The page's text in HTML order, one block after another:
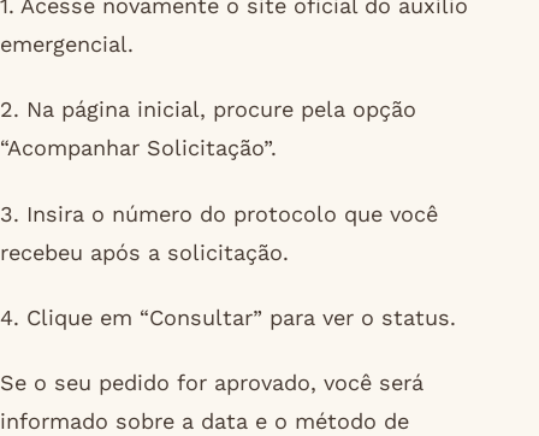
1. Acesse novamente o site oficial do auxílio
emergencial.
2. Na página inicial, procure pela opção
“Acompanhar Solicitação”.
3. Insira o número do protocolo que você
recebeu após a solicitação.
4. Clique em “Consultar” para ver o status.
Se o seu pedido for aprovado, você será
informado sobre a data e o método de